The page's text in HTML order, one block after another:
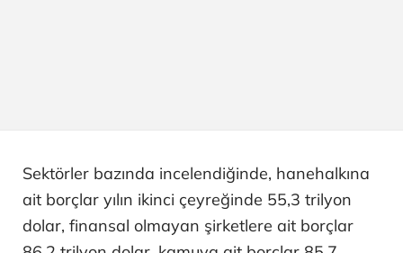
Sektörler bazında incelendiğinde, hanehalkına
ait borçlar yılın ikinci çeyreğinde 55,3 trilyon
dolar, finansal olmayan şirketlere ait borçlar